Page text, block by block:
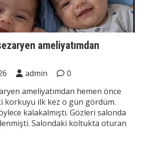
ameliyatımdan
admin
0
ameliyatımdan hemen önce
korkuyu ilk kez o gün gördüm.
kalakalmıştı. Gözleri salonda
Salondaki koltukta oturan